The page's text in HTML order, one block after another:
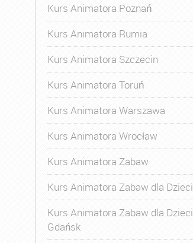
Kurs Animatora Poznań
Kurs Animatora Rumia
Kurs Animatora Szczecin
Kurs Animatora Toruń
Kurs Animatora Warszawa
Kurs Animatora Wrocław
Kurs Animatora Zabaw
Kurs Animatora Zabaw dla Dzieci
Kurs Animatora Zabaw dla Dzieci
Gdańsk